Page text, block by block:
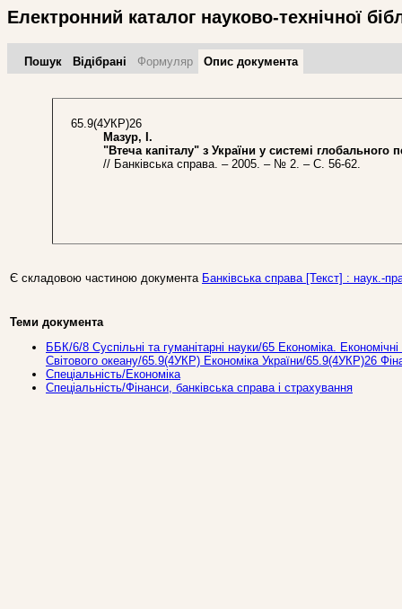
Електронний каталог науково-технічної
Пошук Відібрані Формуляр Опис документа
65.9(4УКР)26
Мазур, І.
"Втеча капіталу" з України у системі глобального
// Банківська справа. – 2005. – № 2. – С. 56-62.
Є складовою частиною документа Банківська справа [Текст] : наук.-
Теми документа
ББК/6/8 Суспільні та гуманітарні науки/65 Економіка.
Світового океану/65.9(4УКР) Економіка України/65.9(4УКР)26
Спеціальність/Економіка
Спеціальність/Фінанси, банківська справа і страхування